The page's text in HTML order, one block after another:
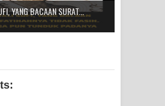
YANG BACAAN SURAT...